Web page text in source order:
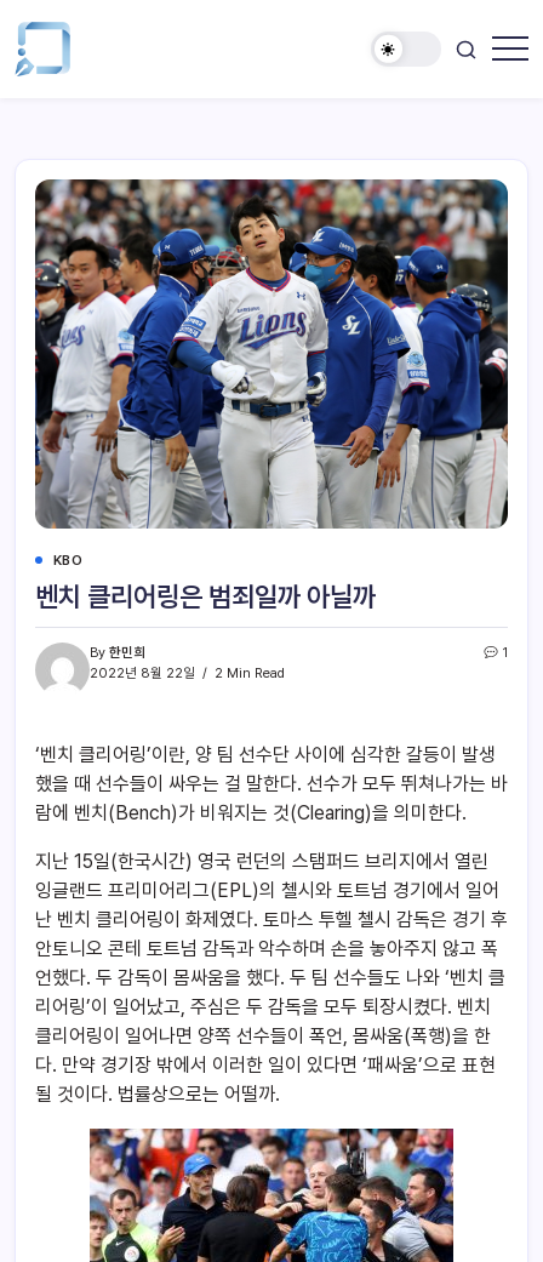
KBO
벤치 클리어링은 범죄일까 아닐까
By 한민희
2022년 8월 22일
2 Min Read
1
‘벤치 클리어링’이란, 양 팀 선수단 사이에 심각한 갈등이 발생
했을 때 선수들이 싸우는 걸 말한다. 선수가 모두 뛰쳐나가는 바
람에 벤치(Bench)가 비워지는 것(Clearing)을 의미한다.
지난 15일(한국시간) 영국 런던의 스탬퍼드 브리지에서 열린
잉글랜드 프리미어리그(EPL)의 첼시와 토트넘 경기에서 일어
난 벤치 클리어링이 화제였다. 토마스 투헬 첼시 감독은 경기 후
안토니오 콘테 토트넘 감독과 악수하며 손을 놓아주지 않고 폭
언했다. 두 감독이 몸싸움을 했다. 두 팀 선수들도 나와 ‘벤치 클
리어링’이 일어났고, 주심은 두 감독을 모두 퇴장시켰다. 벤치
클리어링이 일어나면 양쪽 선수들이 폭언, 몸싸움(폭행)을 한
다. 만약 경기장 밖에서 이러한 일이 있다면 ‘패싸움’으로 표현
될 것이다. 법률상으로는 어떨까.